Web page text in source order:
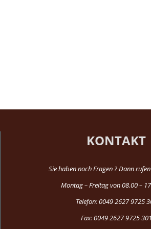
KONTAKT
Sie haben noch Fragen ? Dann
Montag – Freitag von 08.00 –
Telefon: 0049 2627 9725
Fax: 0049 2627 9725 301